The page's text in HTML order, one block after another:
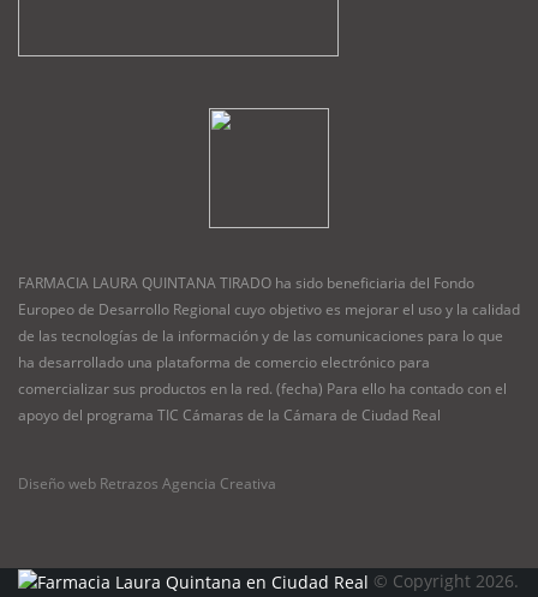
FARMACIA LAURA QUINTANA TIRADO ha sido beneficiaria del Fondo
Europeo de Desarrollo Regional cuyo objetivo es mejorar el uso y la calidad
de las tecnologías de la información y de las comunicaciones para lo que
ha desarrollado una plataforma de comercio electrónico para
comercializar sus productos en la red. (fecha) Para ello ha contado con el
apoyo del programa TIC Cámaras de la Cámara de Ciudad Real
Diseño web Retrazos Agencia Creativa
© Copyright 2026.